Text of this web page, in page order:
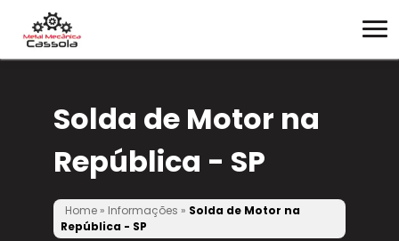
Solda de Motor na
República - SP
Home» Informações » Solda de Motor na
República - SP